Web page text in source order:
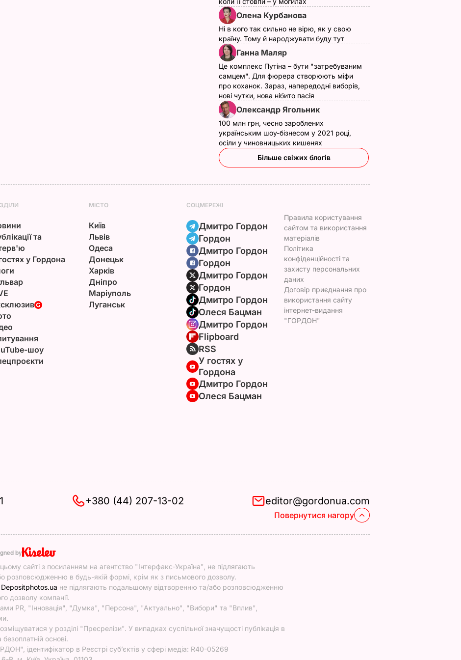
Олена Курбанова
Ні в кого так сильно не вірю, як у свою
країну. Тому й народжувати буду тут
Ганна Маляр
Це комплекс Путіна – бути "затребуваним
самцем". Для фюрера створюють міфи
про коханок. Зараз, напередодні виборів,
нові чутки, нова нібито пасія
Олександр Ягольник
100 млн грн, чесно зароблених
українським шоу-бізнесом у 2021 році,
осіли у чиновницьких кишенях
Більше свіжих блогів
та
у Гордона
шоу
МІСТО
Київ
Львів
Одеса
Донецьк
Харків
Дніпро
Маріуполь
Луганськ
СОЦМЕРЕЖІ
Дмитро Гордон
Гордон
Дмитро Гордон
Гордон
Дмитро Гордон
Гордон
Дмитро Гордон
Олеся Бацман
Дмитро Гордон
Flipboard
RSS
У гостях у
Гордона
Дмитро Гордон
Олеся Бацман
Правила користування
сайтом та використання
матеріалів
Політика
конфіденційності та
захисту персональних
даних
Договір приєднання про
використання сайту
інтернет-видання
"ГОРДОН"
+380 (44) 207-13-02 editor@gordonua.com
Повернутися нагору
by
сайті з посиланням на агентство "Інтерфакс-Україна", не підлягають
розповсюдженню в будь-якій формі, крім як з письмового дозволу.
Depositphotos.ua не підлягають подальшому відтворенню та/або розповсюдженню
дозволу компанії.
PR, "Інновація", "Думка", "Персона", "Актуально", "Вибори" та "Вплив",
у розділі "Пресрелізи". У випадках суспільної значущості публікація в
основі.
ідентифікатор в Реєстрі суб’єктів у сфері медіа: R40-05269